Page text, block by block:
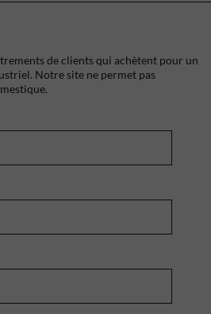
de clients qui achètent pour un
Notre site ne permet pas